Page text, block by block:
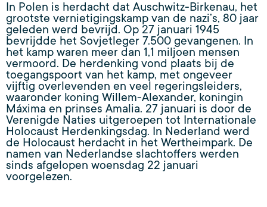
In Polen is herdacht dat Auschwitz-Birkenau, het
grootste vernietigingskamp van de nazi’s, 80 jaar
geleden werd bevrijd. Op 27 januari 1945
bevrijdde het Sovjetleger 7.500 gevangenen. In
het kamp waren meer dan 1,1 miljoen mensen
vermoord. De herdenking vond plaats bij de
toegangspoort van het kamp, met ongeveer
vijftig overlevenden en veel regeringsleiders,
waaronder koning Willem-Alexander, koningin
Máxima en prinses Amalia. 27 januari is door de
Verenigde Naties uitgeroepen tot Internationale
Holocaust Herdenkingsdag. In Nederland werd
de Holocaust herdacht in het Wertheimpark. De
namen van Nederlandse slachtoffers werden
sinds afgelopen woensdag 22 januari
voorgelezen.